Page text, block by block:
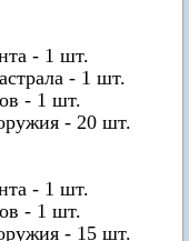
- 1 шт.
- 1 шт.
- 1 шт.
- 20 шт.
- 1 шт.
- 1 шт.
- 15 шт.